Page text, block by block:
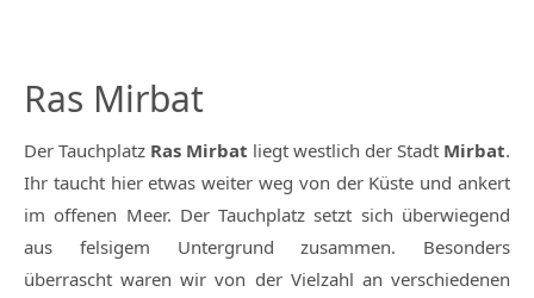
Ras Mirbat
Der Tauchplatz Ras Mirbat liegt westlich der Stadt Mirbat.
Ihr taucht hier etwas weiter weg von der Küste und ankert
im offenen Meer. Der Tauchplatz setzt sich überwiegend
aus felsigem Untergrund zusammen. Besonders
überrascht waren wir von der Vielzahl an verschiedenen